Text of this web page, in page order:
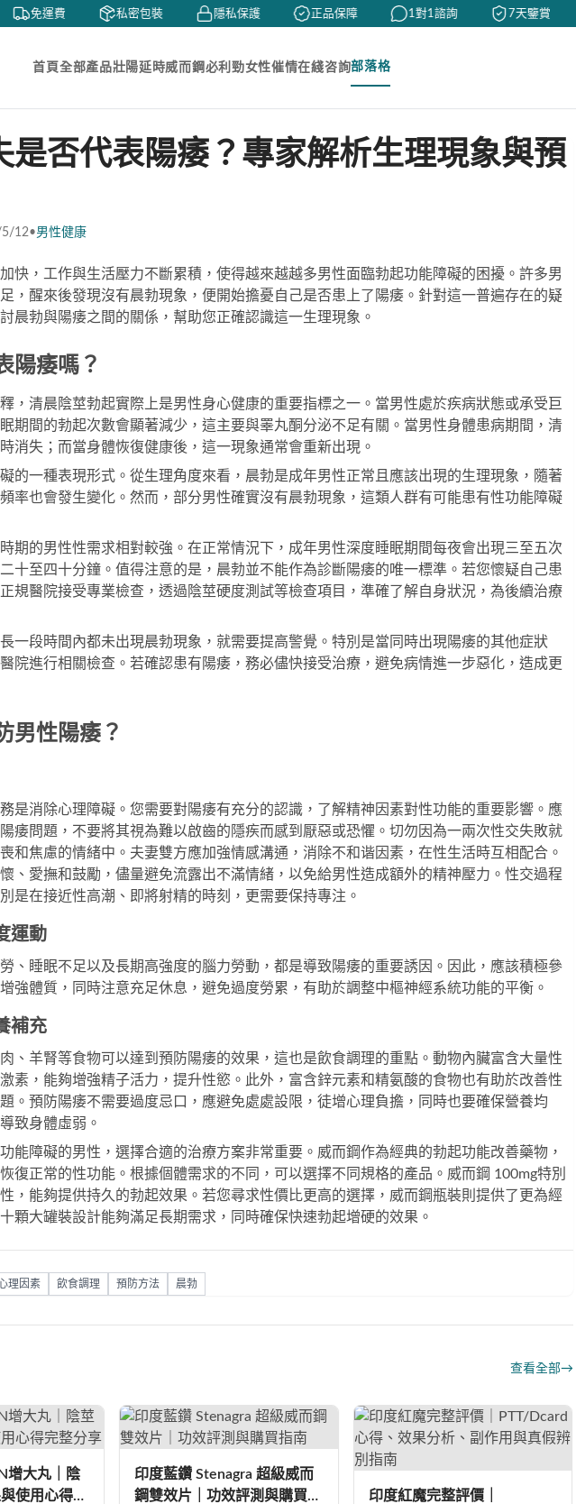
免運費 私密包裝 隱私保護 正品保障 1對1諮詢 7天鑒賞
首頁全部產品壯陽延時威而鋼必利勁女性催情在綫咨詢部落格
是否代表陽痿？專家解析生理現象與預
12•男性健康
快，工作與生活壓力不斷累積，使得越來越越多男性面臨勃起功能障礙的困擾。許多男
，醒來後發現沒有晨勃現象，便開始擔憂自己是否患上了陽痿。針對這一普遍存在的疑
晨勃與陽痿之間的關係，幫助您正確認識這一生理現象。
陽痿嗎？
，清晨陰莖勃起實際上是男性身心健康的重要指標之一。當男性處於疾病狀態或承受巨
期間的勃起次數會顯著減少，這主要與睪丸酮分泌不足有關。當男性身體患病期間，清
消失；而當身體恢復健康後，這一現象通常會重新出現。
的一種表現形式。從生理角度來看，晨勃是成年男性正常且應該出現的生理現象，隨著
率也會發生變化。然而，部分男性確實沒有晨勃現象，這類人群有可能患有性功能障礙
期的男性性需求相對較強。在正常情況下，成年男性深度睡眠期間每夜會出現三至五次
十至四十分鐘。值得注意的是，晨勃並不能作為診斷陽痿的唯一標準。若您懷疑自己患
規醫院接受專業檢查，透過陰莖硬度測試等檢查項目，準確了解自身狀況，為後續治療
一段時間內都未出現晨勃現象，就需要提高警覺。特別是當同時出現陽痿的其他症狀
院進行相關檢查。若確認患有陽痿，務必儘快接受治療，避免病情進一步惡化，造成更
男性陽痿？
是消除心理障礙。您需要對陽痿有充分的認識，了解精神因素對性功能的重要影響。應
痿問題，不要將其視為難以啟齒的隱疾而感到厭惡或恐懼。切勿因為一兩次性交失敗就
和焦慮的情緒中。夫妻雙方應加強情感溝通，消除不和谐因素，在性生活時互相配合。
、愛撫和鼓勵，儘量避免流露出不滿情緒，以免給男性造成額外的精神壓力。性交過程
是在接近性高潮、即將射精的時刻，更需要保持專注。
運動
、睡眠不足以及長期高強度的腦力勞動，都是導致陽痿的重要誘因。因此，應該積極參
強體質，同時注意充足休息，避免過度勞累，有助於調整中樞神經系統功能的平衡。
補充
、羊腎等食物可以達到預防陽痿的效果，這也是飲食調理的重點。動物內臟富含大量性
素，能夠增強精子活力，提升性慾。此外，富含鋅元素和精氨酸的食物也有助於改善性
。預防陽痿不需要過度忌口，應避免處處設限，徒增心理負擔，同時也要確保營養均
致身體虛弱。
能障礙的男性，選擇合適的治療方案非常重要。 威而鋼作為經典的勃起功能改善藥物，
復正常的性功能。根據個體需求的不同，可以選擇不同規格的產品。 威而鋼 100mg特別
，能夠提供持久的勃起效果。若您尋求性價比更高的選擇， 威而鋼瓶裝則提供了更為經
顆大罐裝設計能夠滿足長期需求，同時確保快速勃起增硬的效果。
理因素 飲食調理 預防方法 晨勃
查看全部→
增大丸｜陰
使用心得完
印度藍鑽 Stenagra 超級威而
鋼雙效片｜功效評測與購買指
印度紅魔完整評價｜